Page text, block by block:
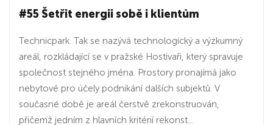
#55 Šetřit energii sobě i klientům
Technicpark. Tak se nazývá technologický a výzkumný
areál, rozkládající se v pražské Hostivaři, který spravuje
společnost stejného jména. Prostory pronajímá jako
nebytové pro účely podnikání dalších subjektů. V
současné době je areál čerstvě zrekonstruován,
přičemž jedním z hlavních kritérií rekonst...